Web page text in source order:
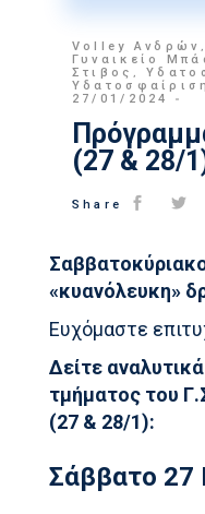
Volley Ανδρών
Γυναικείο
Στιβος ,
27/01/2024
(27 & 28/
Share
«κυανόλευκη»
Ευχόμαστε
Δείτε
τμήματος του
(27 & 28/1):
Σάββατο 27